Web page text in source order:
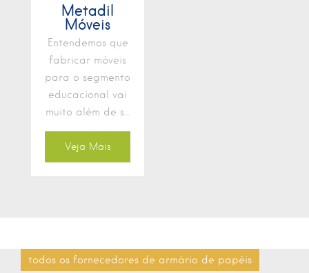
Metadil
Móveis
Entendemos que
fabricar móveis
para o segmento
educacional vai
muito além de s...
Veja Mais
todos os fornecedores de armário de papéis